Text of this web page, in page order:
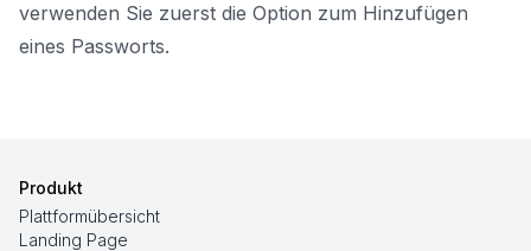
verwenden Sie zuerst die Option zum Hinzufügen
eines Passworts.
Produkt
Plattformübersicht
Landing Page